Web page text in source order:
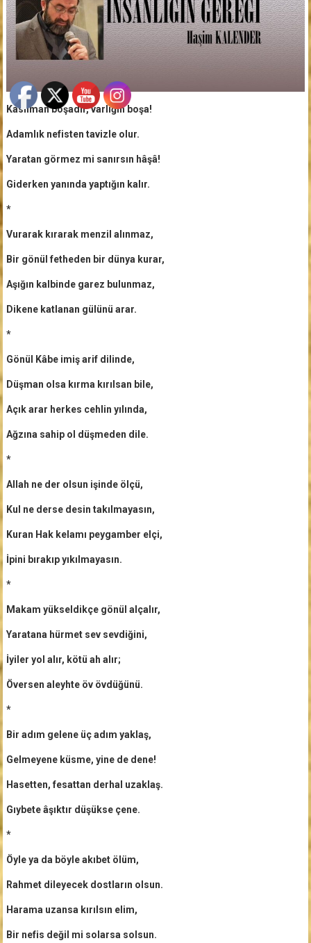
Kasılman boşadır, varlığın boşa!
Adamlık nefisten tavizle olur.
Yaratan görmez mi sanırsın hâşâ!
Giderken yanında yaptığın kalır.
*
Vurarak kırarak menzil alınmaz,
Bir gönül fetheden bir dünya kurar,
Aşığın kalbinde garez bulunmaz,
Dikene katlanan gülünü arar.
*
Gönül Kâbe imiş arif dilinde,
Düşman olsa kırma kırılsan bile,
Açık arar herkes cehlin yılında,
Ağzına sahip ol düşmeden dile.
*
Allah ne der olsun işinde ölçü,
Kul ne derse desin takılmayasın,
Kuran Hak kelamı peygamber elçi,
İpini bırakıp yıkılmayasın.
*
Makam yükseldikçe gönül alçalır,
Yaratana hürmet sev sevdiğini,
İyiler yol alır, kötü ah alır;
Översen aleyhte öv övdüğünü.
*
Bir adım gelene üç adım yaklaş,
Gelmeyene küsme, yine de dene!
Hasetten, fesattan derhal uzaklaş.
Gıybete âşıktır düşükse çene.
*
Öyle ya da böyle akıbet ölüm,
Rahmet dileyecek dostların olsun.
Harama uzansa kırılsın elim,
Bir nefis değil mi solarsa solsun.